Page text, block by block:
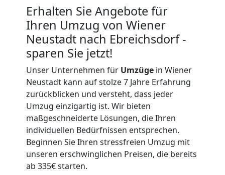
Erhalten Sie Angebote für
Ihren Umzug von Wiener
Neustadt nach Ebreichsdorf -
sparen Sie jetzt!
Unser Unternehmen für Umzüge in Wiener
Neustadt kann auf stolze 7 Jahre Erfahrung
zurückblicken und versteht, dass jeder
Umzug einzigartig ist. Wir bieten
maßgeschneiderte Lösungen, die Ihren
individuellen Bedürfnissen entsprechen.
Beginnen Sie Ihren stressfreien Umzug mit
unseren erschwinglichen Preisen, die bereits
ab 335€ starten.
Wiener
Neustadt
Anfrage
Möbeltransport
National